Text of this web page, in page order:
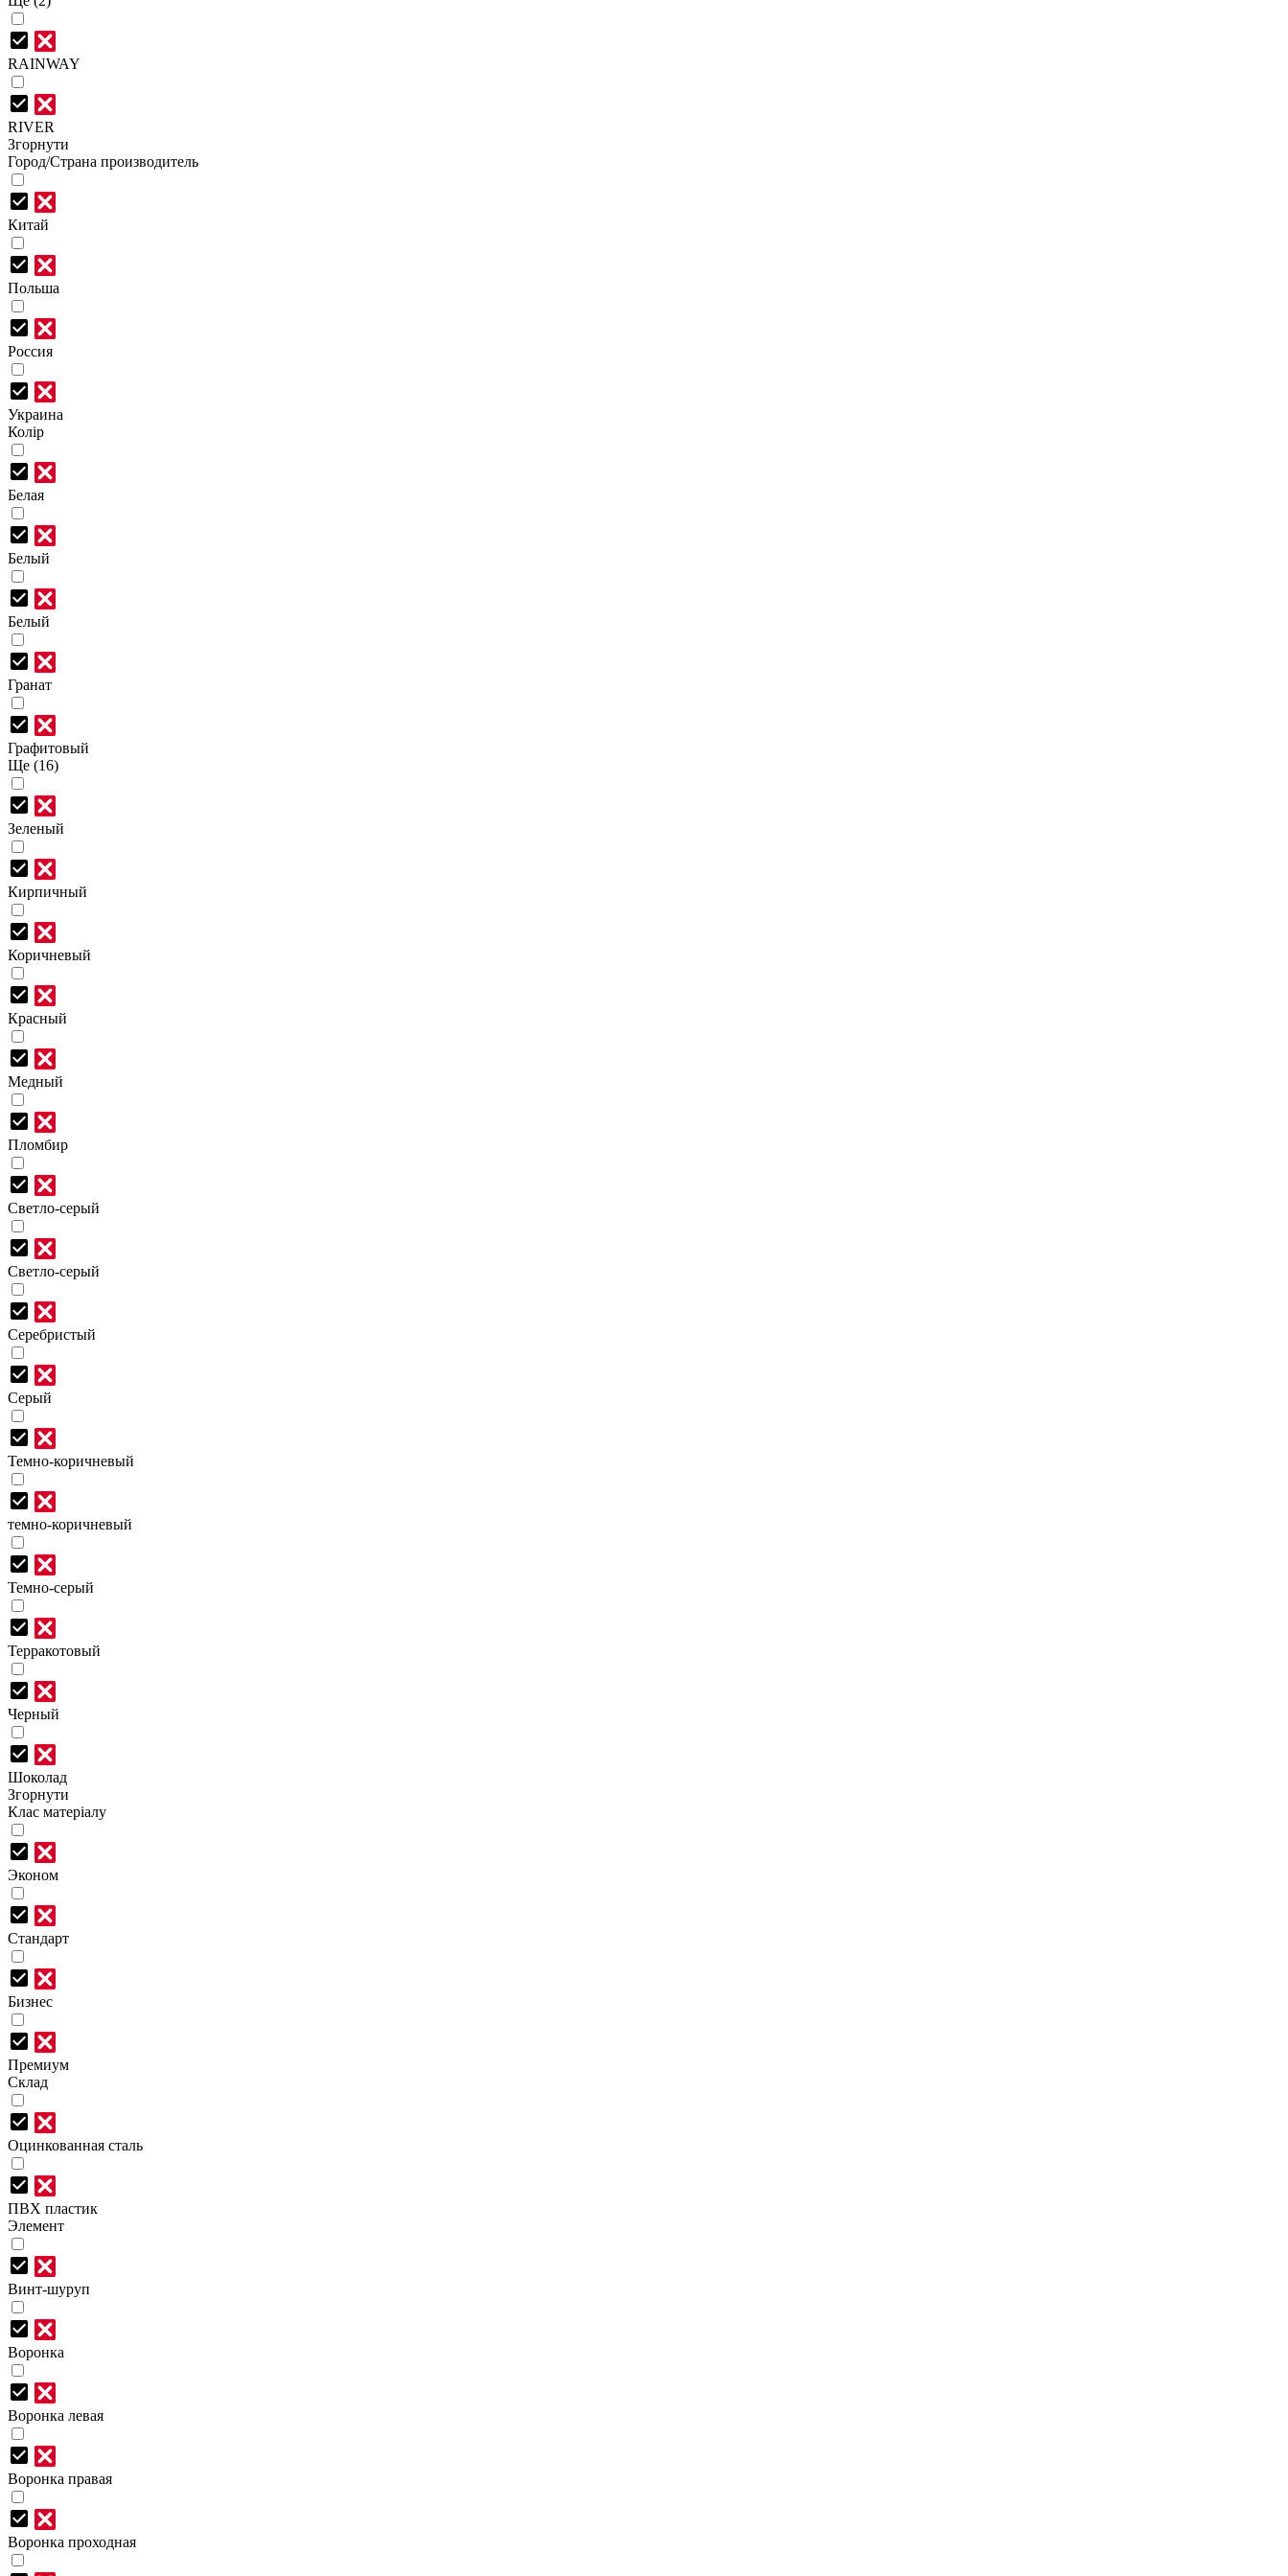
RAINWAY
RIVER
Згорнути
Город/Страна производитель
Китай
Польша
Россия
Украина
Колір
Белая
Белый
Белый
Гранат
Графитовый
Ще (16)
Зеленый
Кирпичный
Коричневый
Красный
Медный
Пломбир
Светло-серый
Светло-серый
Серебристый
Серый
Темно-коричневый
темно-коричневый
Темно-серый
Терракотовый
Черный
Шоколад
Згорнути
Клас матеріалу
Эконом
Стандарт
Бизнес
Премиум
Склад
Оцинкованная сталь
ПВХ пластик
Элемент
Винт-шуруп
Воронка
Воронка левая
Воронка правая
Воронка проходная